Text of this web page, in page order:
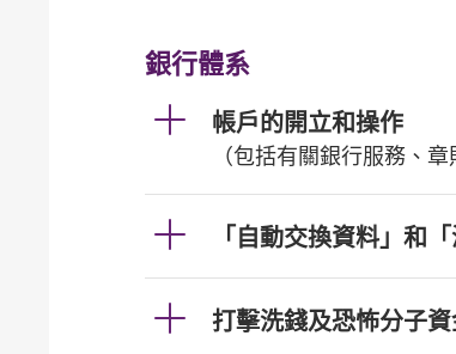
銀行體系
帳戶的開立和操作
（包括有關銀行服務、
「自動交換資料」和
打擊洗錢及恐怖分子